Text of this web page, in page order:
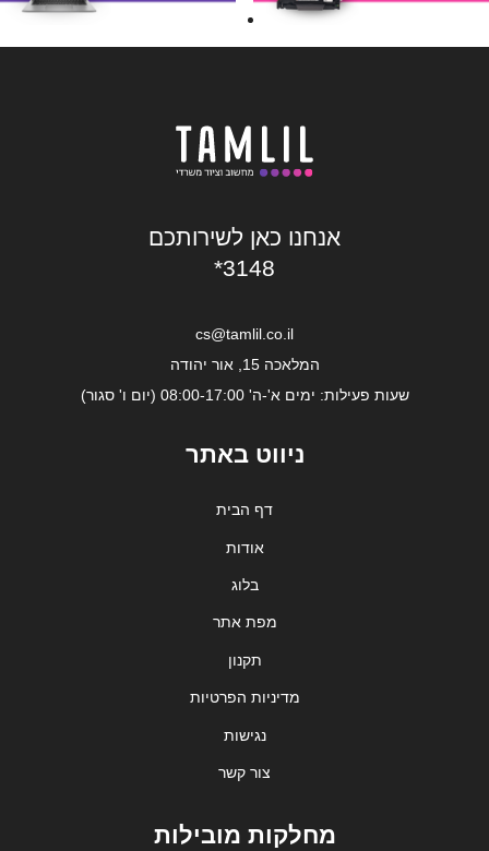
אנחנו כאן לשירותכם
*3148
cs@tamlil.co.il
המלאכה 15, אור יהודה
שעות פעילות: ימים א'-ה' 08:00-17:00 (יום ו' סגור)
ניווט באתר
דף הבית
אודות
בלוג
מפת אתר
תקנון
מדיניות הפרטיות
נגישות
צור קשר
מחלקות מובילות